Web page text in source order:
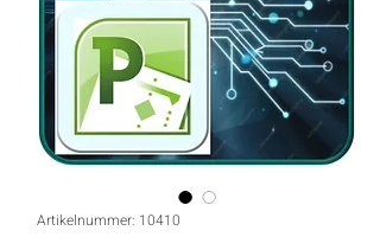
Artikelnummer: 10410